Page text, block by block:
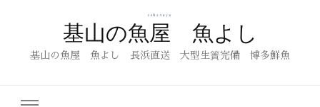
基山の魚屋 魚よし
基山の魚屋 魚よし 長浜直送 大型生簀完備 博多鮮魚